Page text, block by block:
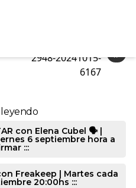
6036
»
2948-20241015-
6167
con Elena Cubel 🗣️ |
6 septiembre hora a
:::
con Freakeep | Martes cada
20:00hs :::